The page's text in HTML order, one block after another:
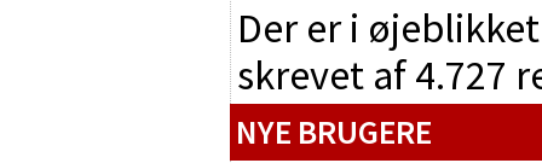
Der er i
skrevet af 4.727
NYE BRUGERE